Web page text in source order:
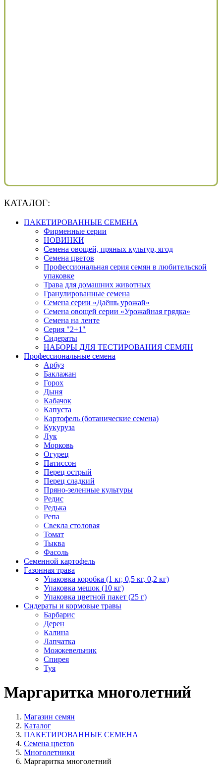
КАТАЛОГ:
ПАКЕТИРОВАННЫЕ СЕМЕНА
Фирменные серии
НОВИНКИ
Семена овощей, пряных культур, ягод
Семена цветов
Профессиональная серия семян в любительской
упаковке
Трава для домашних животных
Гранулированные семена
Семена серии «Даёшь урожай»
Семена овощей серии «Урожайная грядка»
Семена на ленте
Серия "2+1"
Сидераты
НАБОРЫ ДЛЯ ТЕСТИРОВАНИЯ СЕМЯН
Профессиональные семена
Арбуз
Баклажан
Горох
Дыня
Кабачок
Капуста
Картофель (ботанические семена)
Кукуруза
Лук
Морковь
Огурец
Патиссон
Перец острый
Перец сладкий
Пряно-зеленные культуры
Редис
Редька
Репа
Свекла столовая
Томат
Тыква
Фасоль
Семенной картофель
Газонная трава
Упаковка коробка (1 кг, 0,5 кг, 0,2 кг)
Упаковка мешок (10 кг)
Упаковка цветной пакет (25 г)
Сидераты и кормовые травы
Барбарис
Дерен
Калина
Лапчатка
Можжевельник
Спирея
Туя
Маргаритка многолетний
Магазин семян
Каталог
ПАКЕТИРОВАННЫЕ СЕМЕНА
Семена цветов
Многолетники
Маргаритка многолетний